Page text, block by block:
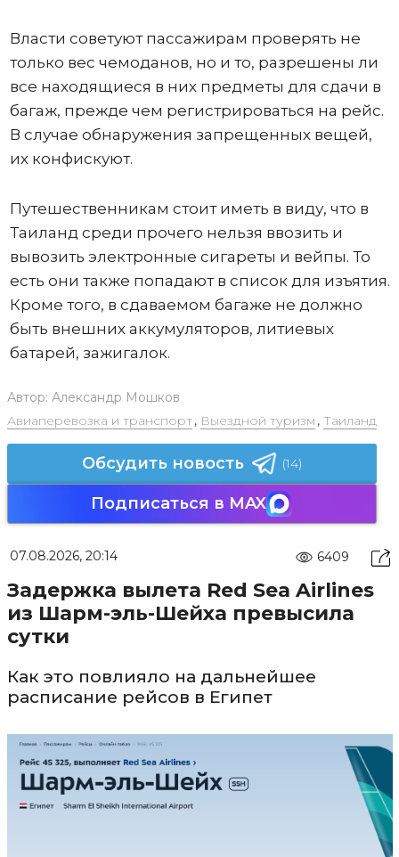
Власти советуют пассажирам проверять не
только вес чемоданов, но и то, разрешены ли
все находящиеся в них предметы для сдачи в
багаж, прежде чем регистрироваться на рейс.
В случае обнаружения запрещенных вещей,
их конфискуют.
Путешественникам стоит иметь в виду, что в
Таиланд среди прочего нельзя ввозить и
вывозить электронные сигареты и вейпы. То
есть они также попадают в список для изъятия.
Кроме того, в сдаваемом багаже не должно
быть внешних аккумуляторов, литиевых
батарей, зажигалок.
Автор: Александр Мошков
Авиаперевозка и транспорт, Выездной туризм , Таиланд
Обсудить новость (14)
Подписаться в MAX
07.08.2026, 20:14 6409
Задержка вылета Red Sea Airlines
из Шарм-эль-Шейха превысила
сутки
Как это повлияло на дальнейшее
расписание рейсов в Египет